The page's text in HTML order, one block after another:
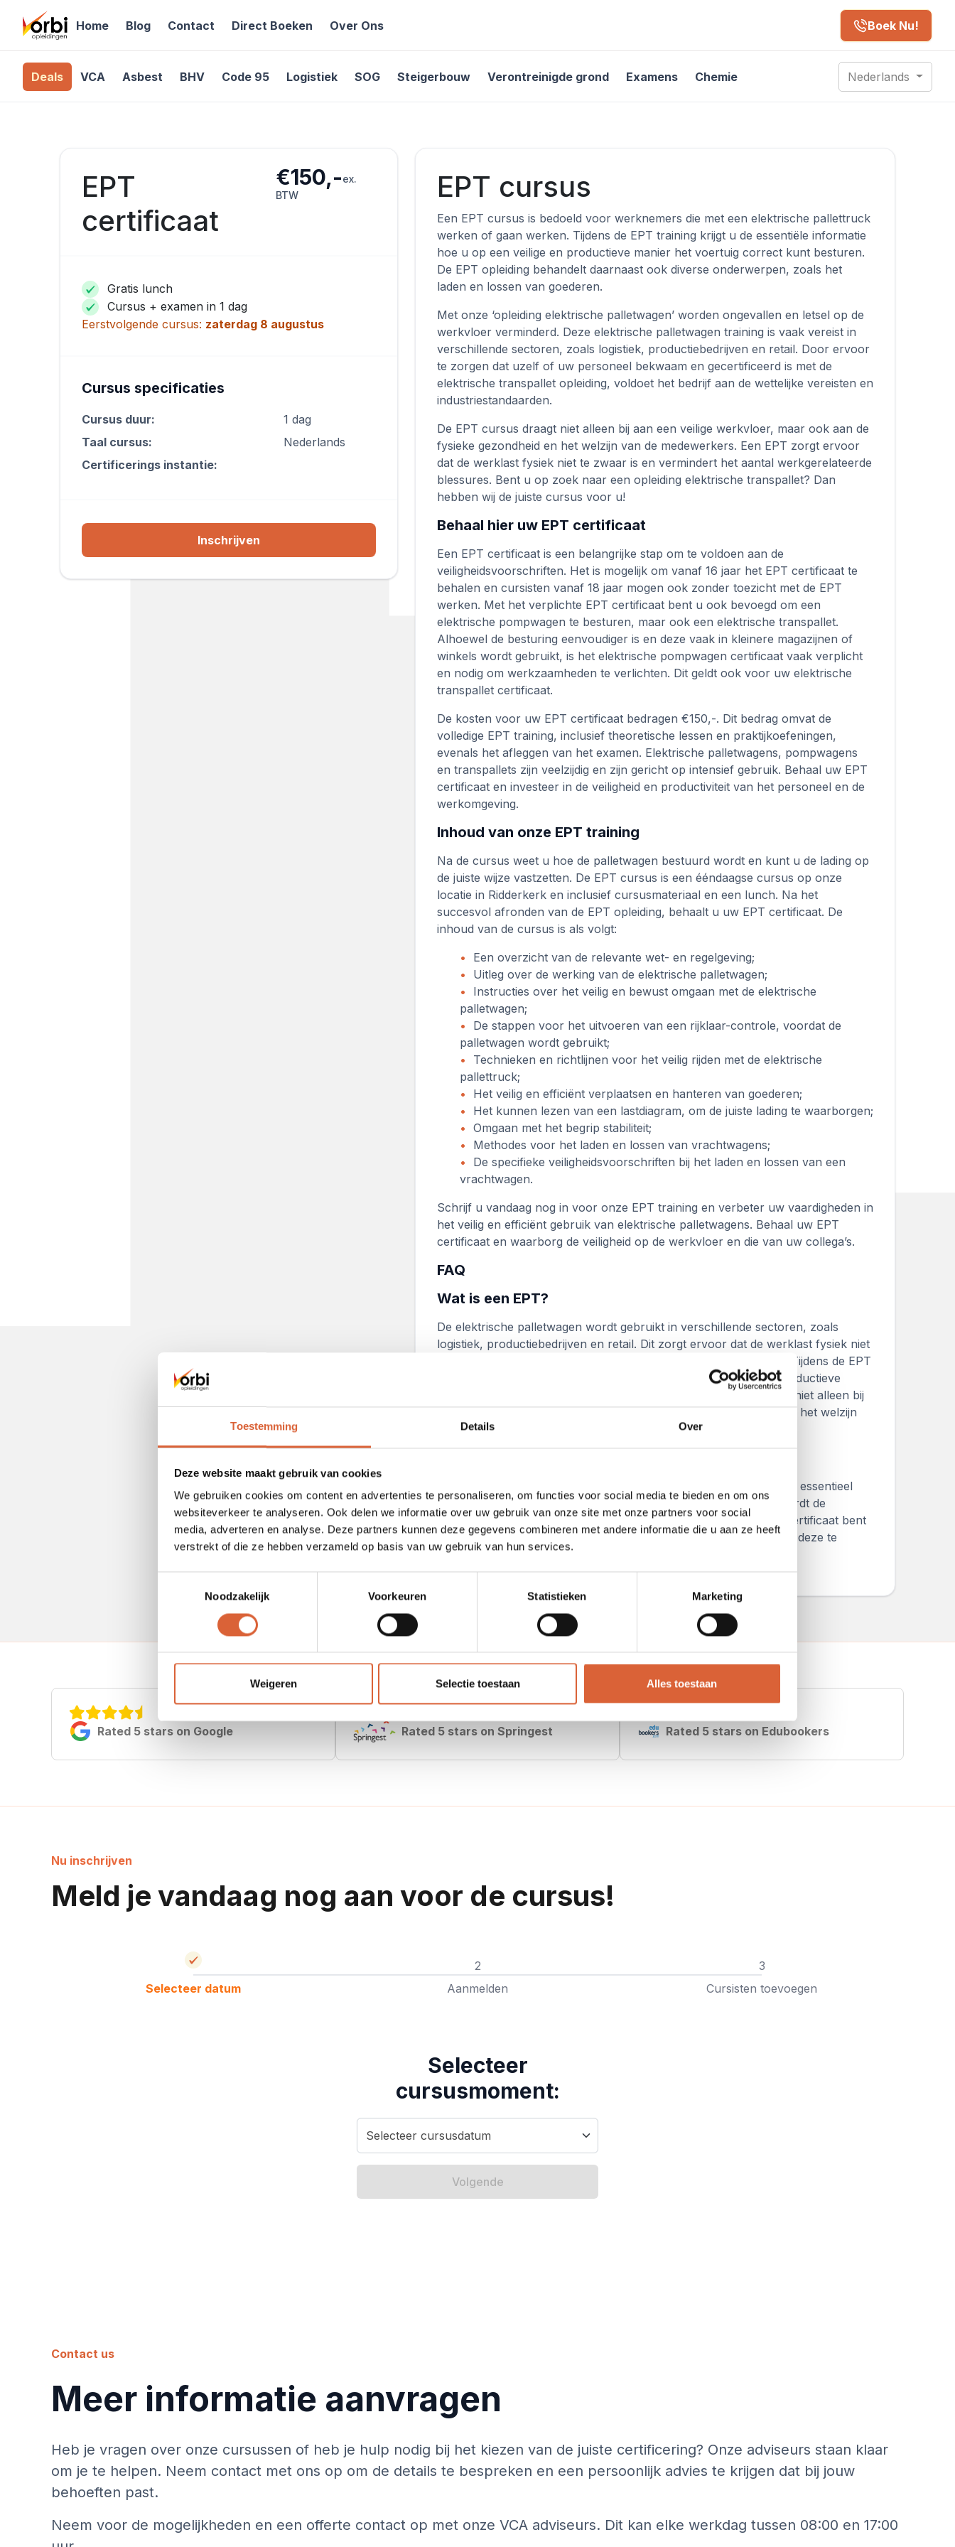
Toestemming Details Over
Deze website maakt gebruik van cookies
We gebruiken cookies om content en advertenties te personaliseren, om functies voor social media te bieden en om ons
websiteverkeer te analyseren. Ook delen we informatie over uw gebruik van onze site met onze partners voor social
media, adverteren en analyse. Deze partners kunnen deze gegevens combineren met andere informatie die u aan ze heeft
verstrekt of die ze hebben verzameld op basis van uw gebruik van hun services.
Noodzakelijk
Voorkeuren Statistieken Marketing
Weigeren Selectie toestaan Alles toestaan
Home Blog Contact Direct Boeken Over Ons Boek Nu!
Deals VCA Asbest BHV Code 95 Logistiek SOG Steigerbouw Verontreinigde grond Examens Chemie Nederlands
EPT
certificaat
€150,-ex.
BTW
Gratis lunch
Cursus + examen in 1 dag
Eerstvolgende cursus: zaterdag 8 augustus
Cursus specificaties
Cursus duur:
1 dag
Taal cursus:
Nederlands
Certificerings instantie:
Inschrijven
EPT cursus
Een EPT cursus is bedoeld voor werknemers die met een elektrische pallettruck
werken of gaan werken. Tijdens de EPT training krijgt u de essentiële informatie
hoe u op een veilige en productieve manier het voertuig correct kunt besturen.
De EPT opleiding behandelt daarnaast ook diverse onderwerpen, zoals het
laden en lossen van goederen.
Met onze ‘opleiding elektrische palletwagen’ worden ongevallen en letsel op de
werkvloer verminderd. Deze elektrische palletwagen training is vaak vereist in
verschillende sectoren, zoals logistiek, productiebedrijven en retail. Door ervoor
te zorgen dat uzelf of uw personeel bekwaam en gecertificeerd is met de
elektrische transpallet opleiding, voldoet het bedrijf aan de wettelijke vereisten en
industriestandaarden.
De EPT cursus draagt niet alleen bij aan een veilige werkvloer, maar ook aan de
fysieke gezondheid en het welzijn van de medewerkers. Een EPT zorgt ervoor
dat de werklast fysiek niet te zwaar is en vermindert het aantal werkgerelateerde
blessures. Bent u op zoek naar een opleiding elektrische transpallet? Dan
hebben wij de juiste cursus voor u!
Behaal hier uw EPT certificaat
Een EPT certificaat is een belangrijke stap om te voldoen aan de
veiligheidsvoorschriften. Het is mogelijk om vanaf 16 jaar het EPT certificaat te
behalen en cursisten vanaf 18 jaar mogen ook zonder toezicht met de EPT
werken. Met het verplichte EPT certificaat bent u ook bevoegd om een
elektrische pompwagen te besturen, maar ook een elektrische transpallet.
Alhoewel de besturing eenvoudiger is en deze vaak in kleinere magazijnen of
winkels wordt gebruikt, is het elektrische pompwagen certificaat vaak verplicht
en nodig om werkzaamheden te verlichten. Dit geldt ook voor uw elektrische
transpallet certificaat.
De kosten voor uw EPT certificaat bedragen €150,-. Dit bedrag omvat de
volledige EPT training, inclusief theoretische lessen en praktijkoefeningen,
evenals het afleggen van het examen. Elektrische palletwagens, pompwagens
en transpallets zijn veelzijdig en zijn gericht op intensief gebruik. Behaal uw EPT
certificaat en investeer in de veiligheid en productiviteit van het personeel en de
werkomgeving.
Inhoud van onze EPT training
Na de cursus weet u hoe de palletwagen bestuurd wordt en kunt u de lading op
de juiste wijze vastzetten. De EPT cursus is een ééndaagse cursus op onze
locatie in Ridderkerk en inclusief cursusmateriaal en een lunch. Na het
succesvol afronden van de EPT opleiding, behaalt u uw EPT certificaat. De
inhoud van de cursus is als volgt:
Een overzicht van de relevante wet- en regelgeving;
Uitleg over de werking van de elektrische palletwagen;
Instructies over het veilig en bewust omgaan met de elektrische
palletwagen;
De stappen voor het uitvoeren van een rijklaar-controle, voordat de
palletwagen wordt gebruikt;
Technieken en richtlijnen voor het veilig rijden met de elektrische
pallettruck;
Het veilig en efficiënt verplaatsen en hanteren van goederen;
Het kunnen lezen van een lastdiagram, om de juiste lading te waarborgen;
Omgaan met het begrip stabiliteit;
Methodes voor het laden en lossen van vrachtwagens;
De specifieke veiligheidsvoorschriften bij het laden en lossen van een
vrachtwagen.
Schrijf u vandaag nog in voor onze EPT training en verbeter uw vaardigheden in
het veilig en efficiënt gebruik van elektrische palletwagens. Behaal uw EPT
certificaat en waarborg de veiligheid op de werkvloer en die van uw collega’s.
FAQ
Wat is een EPT?
De elektrische palletwagen wordt gebruikt in verschillende sectoren, zoals
logistiek, productiebedrijven en retail. Dit zorgt ervoor dat de werklast fysiek niet
te zwaar is en vermindert het aantal werkgerelateerde blessures. Tijdens de EPT
cursus krijgt u de essentiële informatie hoe u op een veilige en productieve
manier het voertuig correct kunt besturen. De EPT cursus draagt niet alleen bij
aan een veilige werkvloer, maar ook aan de fysieke gezondheid en het welzijn
van de medewerkers.
Een EPT (elektropallettruck of elektrische pallettruck) certificaat is essentieel
voor bedrijven die elektrische pallettrucks gebruiken. Hierdoor wordt de
veiligheid en efficiëntie op de werkvloer bevorderd. Met het EPT certificaat bent
u goed opgeleid om met een elektrische palletwagen te werken en deze te
besturen.
Rated 5 stars on Google Rated 5 stars on Springest Rated 5 stars on Edubookers
Nu inschrijven
Meld je vandaag nog aan voor de cursus!
Selecteer datum
2
Aanmelden
3
Cursisten toevoegen
Selecteer
cursusmoment:
Volgende
Contact us
Meer informatie aanvragen
Heb je vragen over onze cursussen of heb je hulp nodig bij het kiezen van de juiste certificering? Onze adviseurs staan klaar
om je te helpen. Neem contact met ons op om de details te bespreken en een persoonlijk advies te krijgen dat bij jouw
behoeften past.
Neem voor de mogelijkheden en een offerte contact op met onze VCA adviseurs. Dit kan elke werkdag tussen 08:00 en 17:00